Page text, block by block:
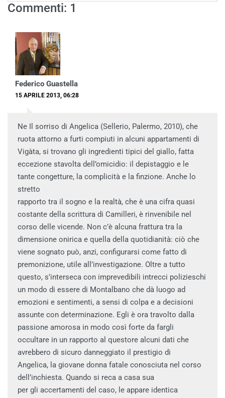
Commenti: 1
Federico Guastella
15 APRILE 2013, 06:28
Ne Il sorriso di Angelica (Sellerio, Palermo, 2010), che
ruota attorno a furti compiuti in alcuni appartamenti di
Vigàta, si trovano gli ingredienti tipici del giallo, fatta
eccezione stavolta dell’omicidio: il depistaggio e le
tante congetture, la complicità e la finzione. Anche lo
stretto
rapporto tra il sogno e la realtà, che è una cifra quasi
costante della scrittura di Camilleri, è rinvenibile nel
corso delle vicende. Non c’è alcuna frattura tra la
dimensione onirica e quella della quotidianità: ciò che
viene sognato può, anzi, configurarsi come fatto di
premonizione, utile all’investigazione. Oltre a tutto
questo, s’interseca con imprevedibili intrecci polizieschi
un modo di essere di Montalbano che dà luogo ad
emozioni e sentimenti, a sensi di colpa e a decisioni
assunte con determinazione. Egli è ora travolto dalla
passione amorosa in modo così forte da fargli
occultare in un rapporto al questore alcuni dati che
avrebbero di sicuro danneggiato il prestigio di
Angelica, la giovane donna fatale conosciuta nel corso
dell’inchiesta. Quando si reca a casa sua
per gli accertamenti del caso, le appare identica